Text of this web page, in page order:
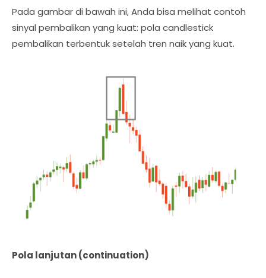
Pada gambar di bawah ini, Anda bisa melihat contoh
sinyal pembalikan yang kuat: pola candlestick
pembalikan terbentuk setelah tren naik yang kuat.
Pola lanjutan (continuation)